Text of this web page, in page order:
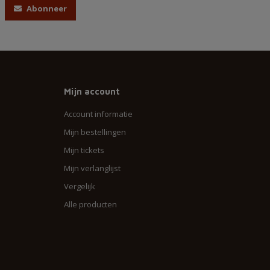
Abonneer
Mijn account
Account informatie
Mijn bestellingen
Mijn tickets
Mijn verlanglijst
Vergelijk
Alle producten